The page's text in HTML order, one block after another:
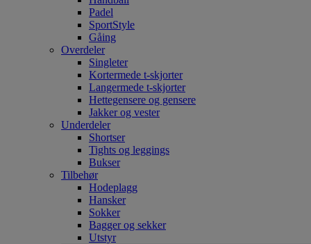
Padel
SportStyle
Gåing
Overdeler
Singleter
Kortermede t-skjorter
Langermede t-skjorter
Hettegensere og gensere
Jakker og vester
Underdeler
Shortser
Tights og leggings
Bukser
Tilbehør
Hodeplagg
Hansker
Sokker
Bagger og sekker
Utstyr